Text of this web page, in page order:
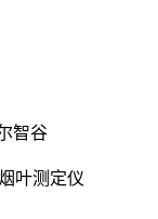
智谷
叶测定仪